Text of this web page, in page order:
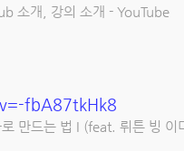
소개, 강의 소개 - YouTube
fbA87tkHk8
만드는 법 I (feat. 뤼튼 빙 이